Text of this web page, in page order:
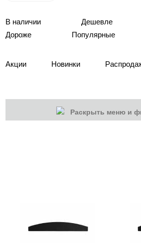
В наличии
Дешевле
Дороже
Популярные
Акции Новинки
Раскрыть меню и
Дизайн ногтей